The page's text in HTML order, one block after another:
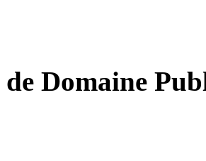
Domaine